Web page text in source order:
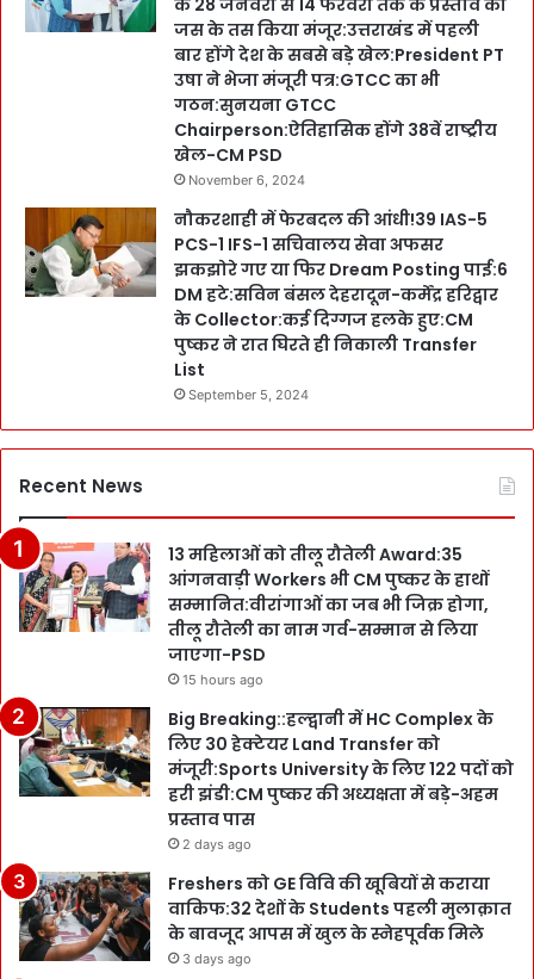
के 28 जनवरी से 14 फरवरी तक के प्रस्ताव को
जस के तस किया मंजूर:उत्तराखंड में पहली
बार होंगे देश के सबसे बड़े खेल:President PT
उषा ने भेजा मंजूरी पत्र:GTCC का भी
गठन:सुनयना GTCC
Chairperson:ऐतिहासिक होंगे 38वें राष्ट्रीय
खेल-CM PSD
November 6, 2024
नौकरशाही में फेरबदल की आंधी!39 IAS-5
PCS-1 IFS-1 सचिवालय सेवा अफसर
झकझोरे गए या फिर Dream Posting पाई:6
DM हटे:सविन बंसल देहरादून-कर्मेंद्र हरिद्वार
के Collector:कई दिग्गज हलके हुए:CM
पुष्कर ने रात घिरते ही निकाली Transfer
List
September 5, 2024
Recent News
13 महिलाओं को तीलू रौतेली Award:35
आंगनवाड़ी Workers भी CM पुष्कर के हाथों
सम्मानित:वीरांगाओं का जब भी जिक्र होगा,
तीलू रौतेली का नाम गर्व-सम्मान से लिया
जाएगा-PSD
15 hours ago
Big Breaking::हल्द्वानी में HC Complex के
लिए 30 हेक्टेयर Land Transfer को
मंजूरी:Sports University के लिए 122 पदों को
हरी झंडी:CM पुष्कर की अध्यक्षता में बड़े-अहम
प्रस्ताव पास
2 days ago
Freshers को GE विवि की खूबियों से कराया
वाकिफ:32 देशों के Students पहली मुलाक़ात
के बावजूद आपस में खुल के स्नेहपूर्वक मिले
3 days ago